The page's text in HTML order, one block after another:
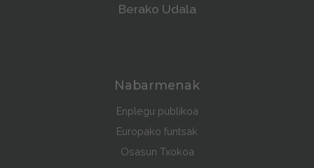
Berako Udala
Nabarmenak
Enplegu publikoa
Europako funtsak
Osasun Txokoa